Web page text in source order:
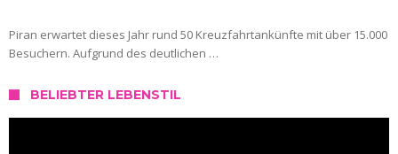
Piran erwartet dieses Jahr rund 50 Kreuzfahrtankünfte mit über 15.000
Besuchern. Aufgrund des deutlichen …
BELIEBTER LEBENSTIL